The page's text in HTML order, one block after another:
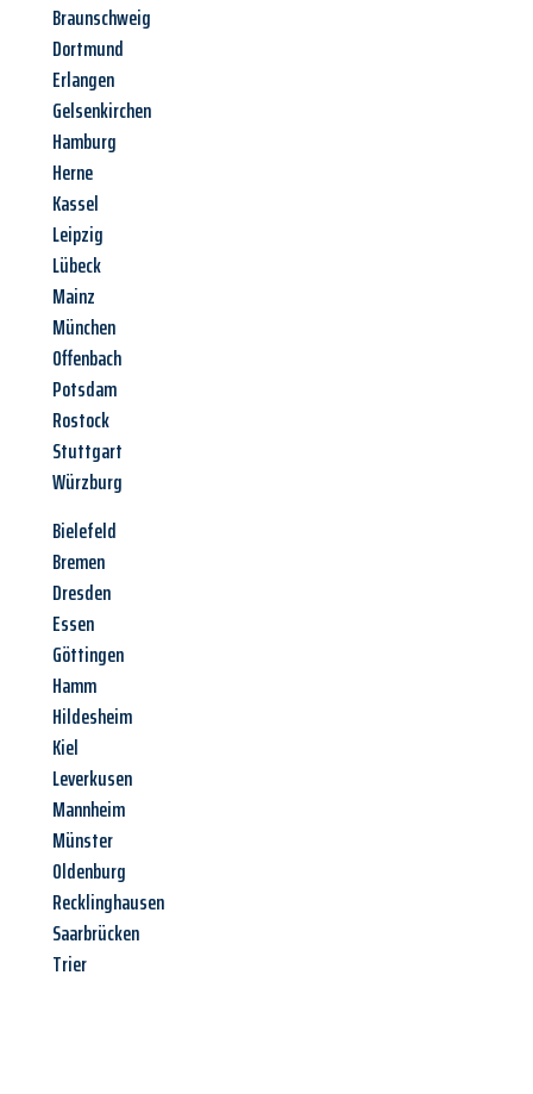
Braunschweig
Dortmund
Erlangen
Gelsenkirchen
Hamburg
Herne
Kassel
Leipzig
Lübeck
Mainz
München
Offenbach
Potsdam
Rostock
Stuttgart
Würzburg
Bielefeld
Bremen
Dresden
Essen
Göttingen
Hamm
Hildesheim
Kiel
Leverkusen
Mannheim
Münster
Oldenburg
Recklinghausen
Saarbrücken
Trier